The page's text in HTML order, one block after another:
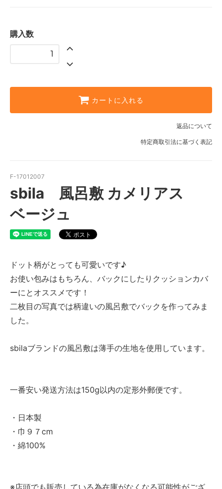
購入数
カートに入れる
返品について
特定商取引法に基づく表記
F-17012007
sbila 風呂敷 カメリアス
ベージュ
ドット柄がとっても可愛いです♪
お使い包みはもちろん、バックにしたりクッションカバ
ーにとオススメです！
二枚目の写真では柄違いの風呂敷でバックを作ってみま
した。
sbilaブランドの風呂敷は薄手の生地を使用しています。
一番安い発送方法は150g以内の定形外郵便です。
・日本製
・巾９７cm
・綿100%
※店頭でも販売している為在庫がなくなる可能性がござ